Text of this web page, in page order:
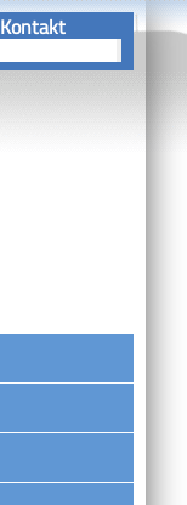
Kontakt